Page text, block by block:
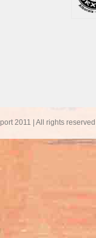
2011 | All rights reserved